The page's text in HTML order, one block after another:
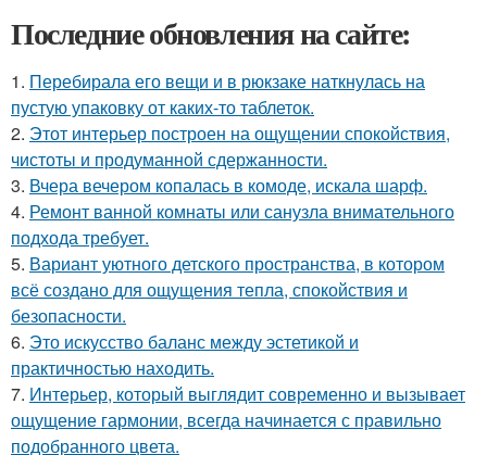
Последние обновления на сайте:
1. Перебирала его вещи и в рюкзаке наткнулась на
пустую упаковку от каких-то таблеток.
2. Этот интерьер построен на ощущении спокойствия,
чистоты и продуманной сдержанности.
3. Вчера вечером копалась в комоде, искала шарф.
4. Ремонт ванной комнаты или санузла внимательного
подхода требует.
5. Вариант уютного детского пространства, в котором
всё создано для ощущения тепла, спокойствия и
безопасности.
6. Это искусство баланс между эстетикой и
практичностью находить.
7. Интерьер, который выглядит современно и вызывает
ощущение гармонии, всегда начинается с правильно
подобранного цвета.